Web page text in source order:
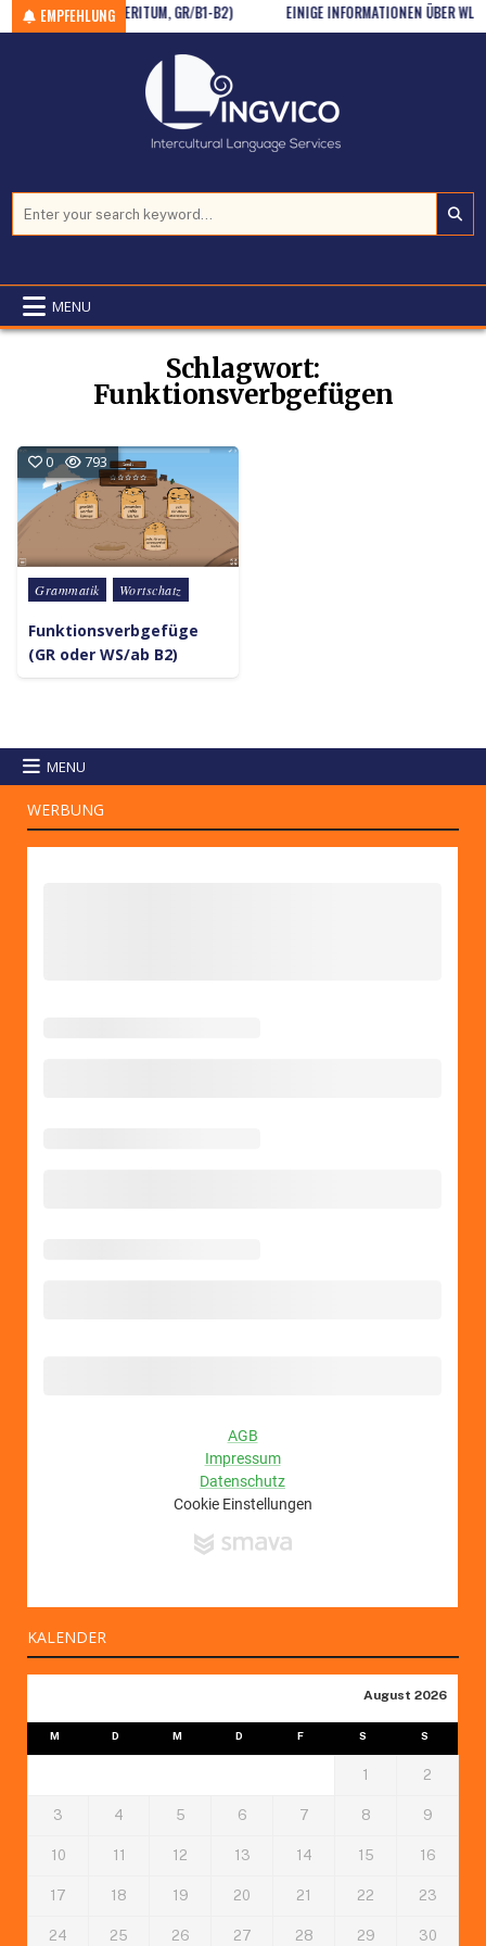
Skip to content
EMPFEHLUNG
LENAU (PRÄTERITUM, GR/B1-B2) EINIGE INFORMATIONEN ÜBER
MENU
Schlagwort:
Funktionsverbgefügen
0 793
Posted in
Grammatik Wortschatz
Funktionsverbgefüge
(GR oder WS/ab B2)
MENU
WERBUNG
KALENDER
August 2026
M D M D F S S
1 2
3 4 5 6 7 8 9
10 11 12 13 14 15 16
17 18 19 20 21 22 23
24 25 26 27 28 29 30